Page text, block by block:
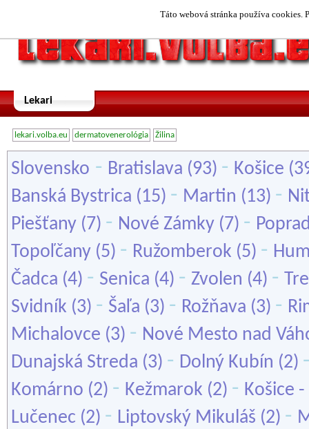
Táto webová stránka používa cookies.
Lekari
lekari.volba.eu dermatovenerológia Žilina
Slovensko - Bratislava (93) - Košice
Banská Bystrica (15) - Martin (13) -
Piešťany (7) - Nové Zámky (7) -
Topoľčany (5) - Ružomberok (5) -
Čadca (4) - Senica (4) - Zvolen (4) -
Svidník (3) - Šaľa (3) - Rožňava (3) -
Michalovce (3) - Nové Mesto nad
Dunajská Streda (3) - Dolný Kubín (2)
Komárno (2) - Kežmarok (2) - Košice -
Lučenec (2) - Liptovský Mikuláš (2) -